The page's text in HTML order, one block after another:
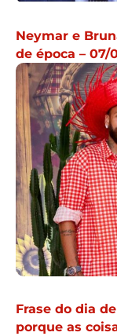
Neymar e
de época – 07/
Frase do dia
porque as